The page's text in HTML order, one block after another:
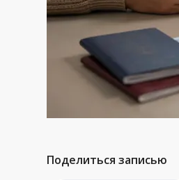
Поделиться записью